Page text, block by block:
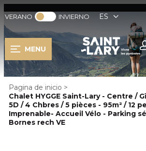
VERANO INVIERNO ES
MENU
Pagina de inicio >
Chalet HYGGE Saint-Lary - Centre /
5D / 4 Chbres / 5 pièces - 95m² / 12
Imprenable- Accueil Vélo - Parking
Bornes rech VE